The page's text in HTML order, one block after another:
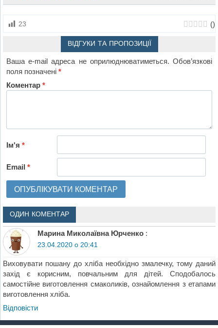
23 ()
ВІДГУКИ ТА ПРОПОЗИЦІЇ
Ваша e-mail адреса не оприлюднюватиметься. Обов’язкові
поля позначені*
Коментар*
Ім'я*
Email*
ОДИН КОМЕНТАР
Марина Миколаївна Юрченко :
23.04.2020 о 20:41
Виховувати пошану до хліба необхідно змалечку, тому даний
захід є корисним, повчальним для дітей. Сподобалось
самостійне виготовлення смаколиків, ознайомлення з етапами
виготовлення хліба.
Відповіcти